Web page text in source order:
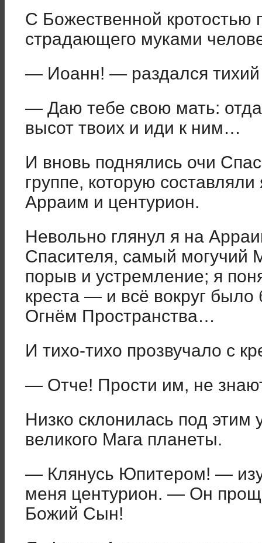
С Божественной кротостью
страдающего муками
— Иоанн! — раздался тихий
— Даю тебе свою мать:
высот твоих и иди к ним…
И вновь поднялись очи
группе, которую
Арраим и центурион.
Невольно глянул я на
Спасителя, самый могучий
порыв и устремление; я
креста — и всё вокруг
Огнём Пространства…
И тихо-тихо прозвучало с
— Отче! Прости им, не
Низко склонилась под этим
великого Мага планеты.
— Клянусь Юпитером! —
меня центурион. — Он
Божий Сын!